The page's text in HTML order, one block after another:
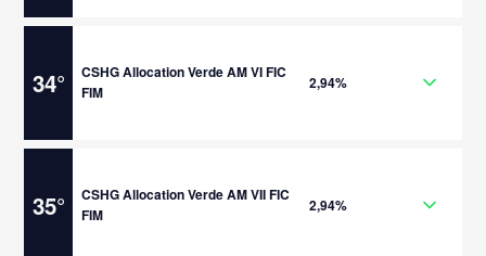
34°
CSHG Allocation Verde AM VI FIC
FIM
2,94%
35°
CSHG Allocation Verde AM VII FIC
FIM
2,94%